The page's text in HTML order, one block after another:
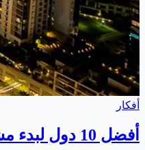
أفكار
أفضل 10 دول لبدء مشروع